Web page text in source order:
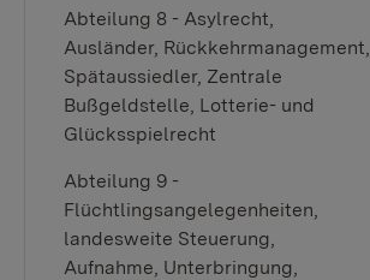
Abteilung 8 - Asylrecht,
Ausländer, Rückkehrmanagement,
Spätaussiedler, Zentrale
Bußgeldstelle, Lotterie- und
Glücksspielrecht
Abteilung 9 -
Flüchtlingsangelegenheiten,
landesweite Steuerung,
Aufnahme, Unterbringung,